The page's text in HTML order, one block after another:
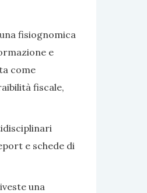
fisiognomica
e
come
fiscale,
e schede di
una